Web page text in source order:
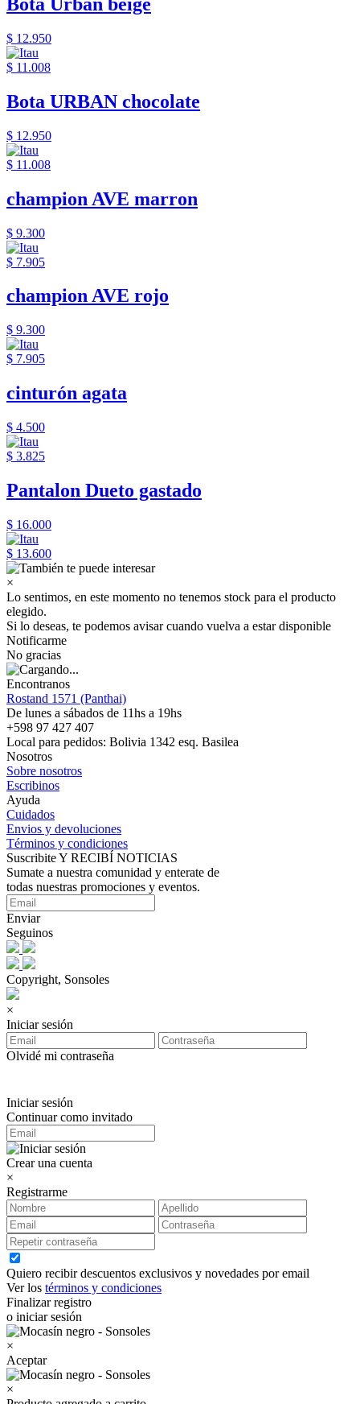
$ 12.950
$ 11.008
Bota URBAN chocolate
$ 12.950
$ 11.008
champion AVE marron
$ 9.300
$ 7.905
champion AVE rojo
$ 9.300
$ 7.905
cinturón agata
$ 4.500
$ 3.825
Pantalon Dueto gastado
$ 16.000
$ 13.600
×
Lo sentimos, en este momento no tenemos stock para el producto
elegido.
Si lo deseas, te podemos avisar cuando vuelva a estar disponible
Notificarme
No gracias
Encontranos
Rostand 1571 (Panthai)
De lunes a sábados de 11hs a 19hs
+598 97 427 407
Local para pedidos: Bolivia 1342 esq. Basilea
Nosotros
Sobre nosotros
Escribinos
Ayuda
Cuidados
Envios y devoluciones
Términos y condiciones
Suscribite Y RECIBÍ NOTICIAS
Sumate a nuestra comunidad y enterate de
todas nuestras promociones y eventos.
Enviar
Seguinos
Copyright, Sonsoles
×
Iniciar sesión
Olvidé mi contraseña
Iniciar sesión
Continuar como invitado
Crear una cuenta
×
Registrarme
Quiero recibir descuentos exclusivos y novedades por email
Ver los términos y condiciones
Finalizar registro
o iniciar sesión
×
Aceptar
×